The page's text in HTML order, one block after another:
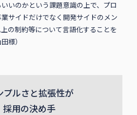
いのかという課題意識の上で、プロ
サイドだけでなく開発サイドのメン
の制約等について言語化することを
様）
プルさと拡張性が
採用の決め手